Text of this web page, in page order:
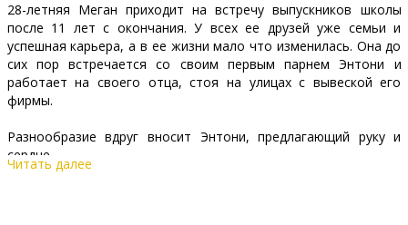
28-летняя Меган приходит на встречу выпускников школы
после 11 лет с окончания. У всех ее друзей уже семьи и
успешная карьера, а в ее жизни мало что изменилась. Она до
сих пор встречается со своим первым парнем Энтони и
работает на своего отца, стоя на улицах с вывеской его
фирмы.
Разнообразие вдруг вносит Энтони, предлагающий руку и
сердце.
Читать далее